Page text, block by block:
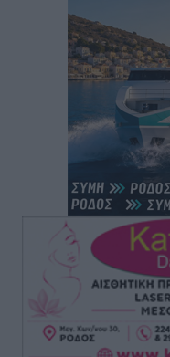
Ειδήσεις•
Συνελήφθησαν έξι
καταστήματα στο
Τοπικές Ειδήσεις• πριν
15 Αυγούστου
εργαστούν την
εξαήμερο και άδειες
Ειδήσεις πριν 2 ώρες
Πλούσιο
τον Δήμο Ρόδου
Πολιτιστικά πριν 2 ώρες